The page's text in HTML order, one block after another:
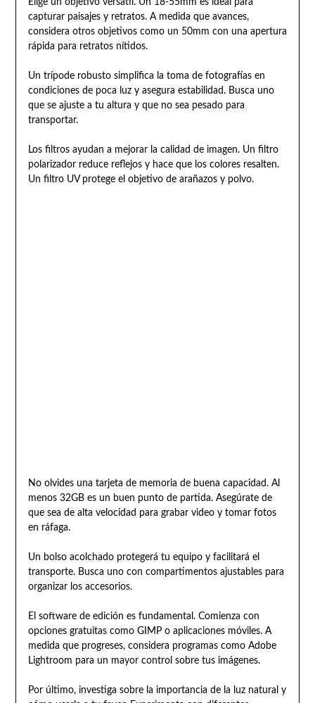
Elige un objetivo versátil. Un 18-55mm es ideal para
capturar paisajes y retratos. A medida que avances,
considera otros objetivos como un 50mm con una apertura
rápida para retratos nítidos.
Un trípode robusto simplifica la toma de fotografías en
condiciones de poca luz y asegura estabilidad. Busca uno
que se ajuste a tu altura y que no sea pesado para
transportar.
Los filtros ayudan a mejorar la calidad de imagen. Un filtro
polarizador reduce reflejos y hace que los colores resalten.
Un filtro UV protege el objetivo de arañazos y polvo.
No olvides una tarjeta de memoria de buena capacidad. Al
menos 32GB es un buen punto de partida. Asegúrate de
que sea de alta velocidad para grabar video y tomar fotos
en ráfaga.
Un bolso acolchado protegerá tu equipo y facilitará el
transporte. Busca uno con compartimentos ajustables para
organizar los accesorios.
El software de edición es fundamental. Comienza con
opciones gratuitas como GIMP o aplicaciones móviles. A
medida que progreses, considera programas como Adobe
Lightroom para un mayor control sobre tus imágenes.
Por último, investiga sobre la importancia de la luz natural y